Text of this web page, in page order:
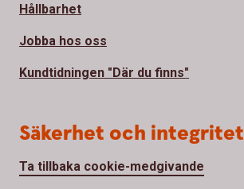
Hållbarhet
Jobba hos oss
Kundtidningen "Där du finns"
Säkerhet och integritet
Ta tillbaka cookie-medgivande